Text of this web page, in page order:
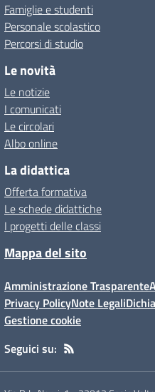
Famiglie e studenti
Personale scolastico
Percorsi di studio
Le novità
Le notizie
I comunicati
Le circolari
Albo online
La didattica
Offerta formativa
Le schede didattiche
I progetti delle classi
Mappa del sito
Amministrazione Trasparente
Privacy PolicyNote Legali
Gestione cookie
Seguici su: